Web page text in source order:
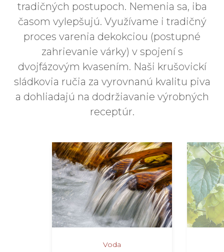
tradičných postupoch. Nemenia sa, iba
časom vylepšujú. Využívame i tradičný
proces varenia dekokciou (postupné
zahrievanie várky) v spojení s
dvojfázovým kvasením. Naši krušovickí
sládkovia ručia za vyrovnanú kvalitu piva
a dohliadajú na dodržiavanie výrobných
receptúr.
Voda